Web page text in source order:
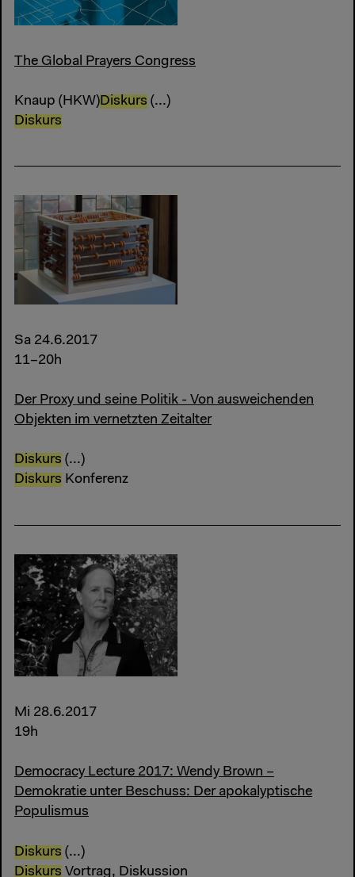
The Global Prayers Congress
Knaup (HKW)Diskurs (...)
Diskurs
Sa 24.6.2017
11–20h
Der Proxy und seine Politik - Von ausweichenden
Objekten im vernetzten Zeitalter
Diskurs (...)
Diskurs Konferenz
Mi 28.6.2017
19h
Democracy Lecture 2017: Wendy Brown –
Demokratie unter Beschuss: Der apokalyptische
Populismus
Diskurs (...)
Diskurs Vortrag, Diskussion